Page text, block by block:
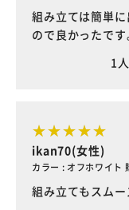
組み立ては簡単
ので良かったです
1
ikan70(女性)
カラー : オフホワイト
組み立てもスム